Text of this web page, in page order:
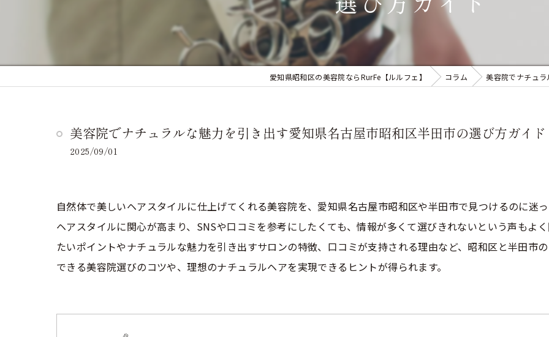
愛知県昭和区の美容院ならRurFe【ルルフェ】 コラム 美容院でナチュ
美容院でナチュラルな魅力を引き出す愛知県名古屋市昭和区半田市の選び方ガイド
2025/09/01
自然体で美しいヘアスタイルに仕上げてくれる美容院を、愛知県名古屋市昭和区や半田市で見つけるのに迷
ヘアスタイルに関心が高まり、SNSや口コミを参考にしたくても、情報が多くて選びきれないという声もよ
たいポイントやナチュラルな魅力を引き出すサロンの特徴、口コミが支持される理由など、昭和区と半田市
できる美容院選びのコツや、理想のナチュラルヘアを実現できるヒントが得られます。